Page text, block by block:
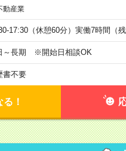
動産業
17:30（休憩60分）実働7時間（残
～長期 ※開始日相談OK
書不要
！